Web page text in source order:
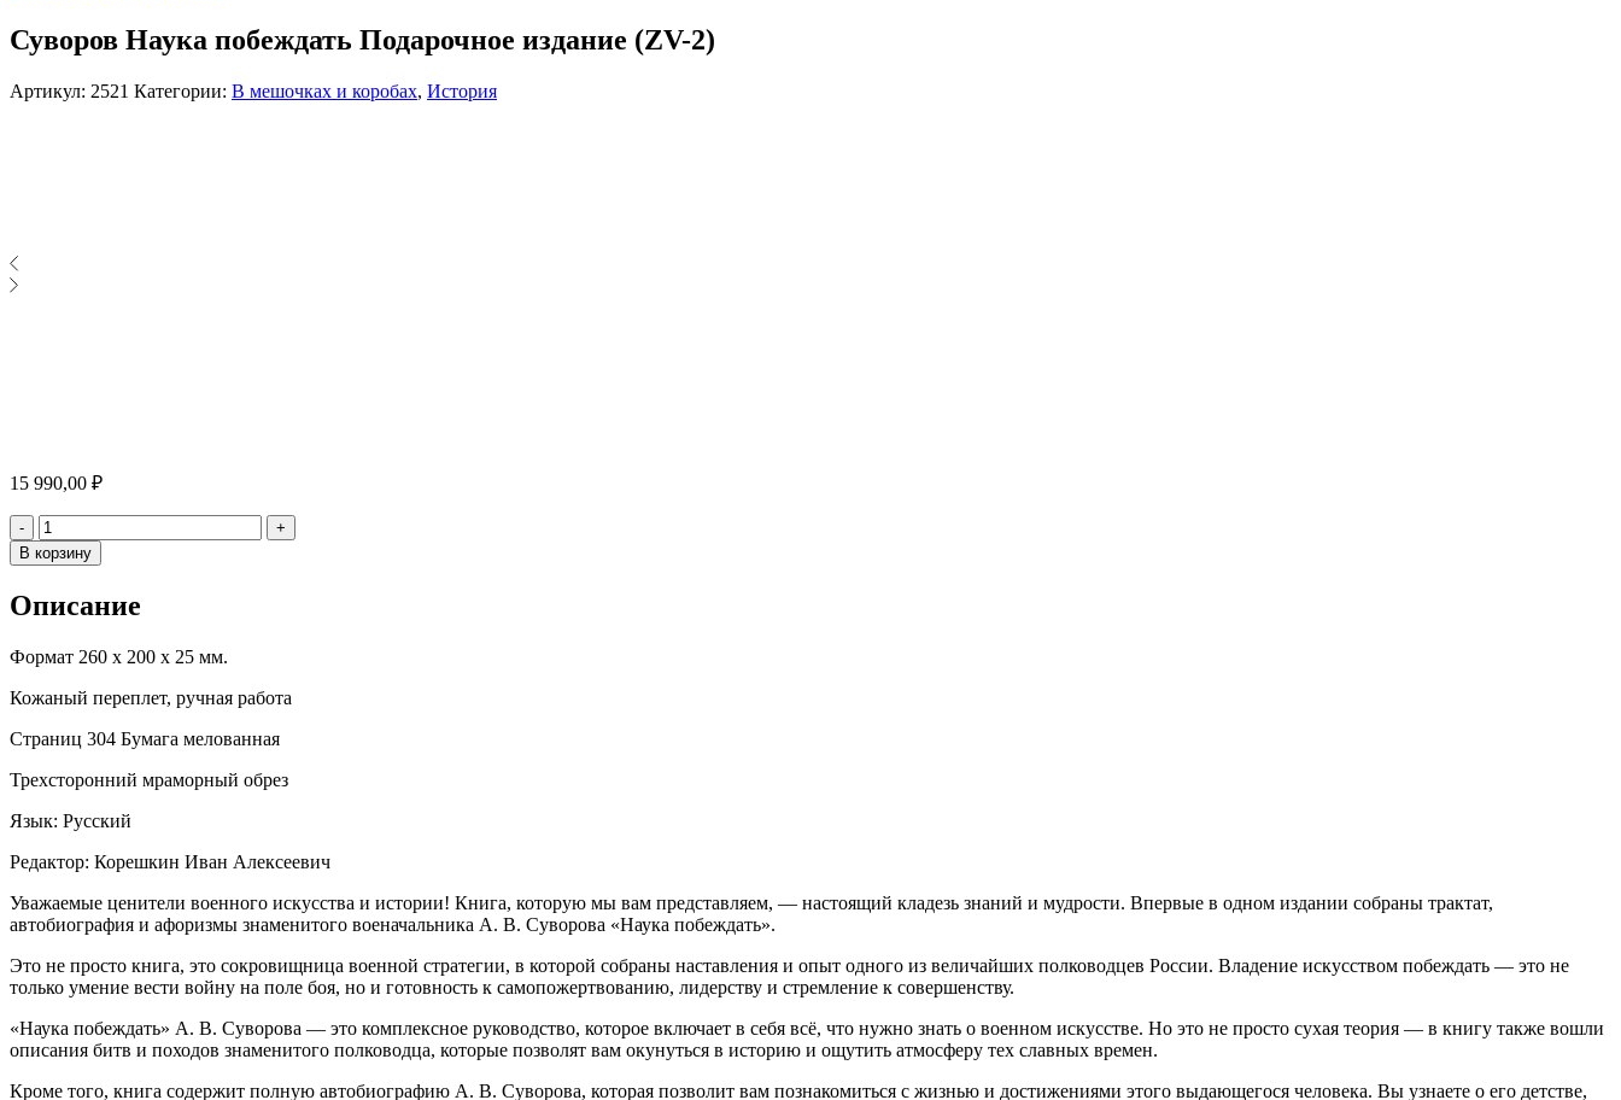
Суворов Наука побеждать Подарочное издание (ZV-2)
Артикул: 2521 Категории: В мешочках и коробах, История
15 990,00 ₽
- Количество
+
В корзину
Описание
Формат 260 х 200 х 25 мм.
Кожаный переплет, ручная работа
Страниц 304 Бумага мелованная
Трехсторонний мраморный обрез
Язык: Русский
Редактор: Корешкин Иван Алексеевич
Уважаемые ценители военного искусства и истории! Книга, которую мы вам представляем, — настоящий кладезь знаний и мудрости. Впервые в одном издании собраны трактат,
автобиография и афоризмы знаменитого военачальника А. В. Суворова «Наука побеждать».
Это не просто книга, это сокровищница военной стратегии, в которой собраны наставления и опыт одного из величайших полководцев России. Владение искусством побеждать — это не
только умение вести войну на поле боя, но и готовность к самопожертвованию, лидерству и стремление к совершенству.
«Наука побеждать» А. В. Суворова — это комплексное руководство, которое включает в себя всё, что нужно знать о военном искусстве. Но это не просто сухая теория — в книгу также вошли
описания битв и походов знаменитого полководца, которые позволят вам окунуться в историю и ощутить атмосферу тех славных времен.
Кроме того, книга содержит полную автобиографию А. В. Суворова, которая позволит вам познакомиться с жизнью и достижениями этого выдающегося человека. Вы узнаете о его детстве,